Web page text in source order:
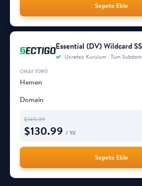
Sepete Ekle
Essential (DV) Wildcard
Ücretsiz Kurulum · Tüm
Hemen
Domain
$149.99
$130.99 / Yıl
Sepete Ekle